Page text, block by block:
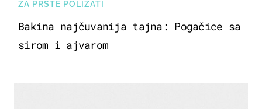
ZA PRSTE POLIZATI
Bakina najčuvanija tajna: Pogačice sa
sirom i ajvarom